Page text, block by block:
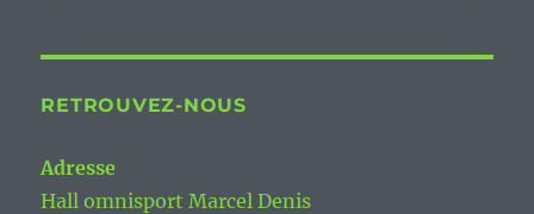
RETROUVEZ-NOUS
Adresse
Hall omnisport Marcel Denis